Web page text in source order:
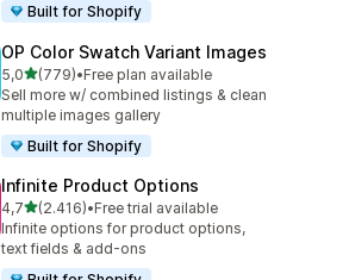
Built for Shopify
OP Color Swatch Variant Images
5,05 yıldız üzerinden
(779)
toplam 779 değerlendirme
•Free plan available
Sell more w/ combined listings & clean
multiple images gallery
Built for Shopify
Infinite Product Options
4,75 yıldız üzerinden
(2.416)
toplam 2416 değerlendirme
•Free trial available
Infinite options for product options,
text fields & add-ons